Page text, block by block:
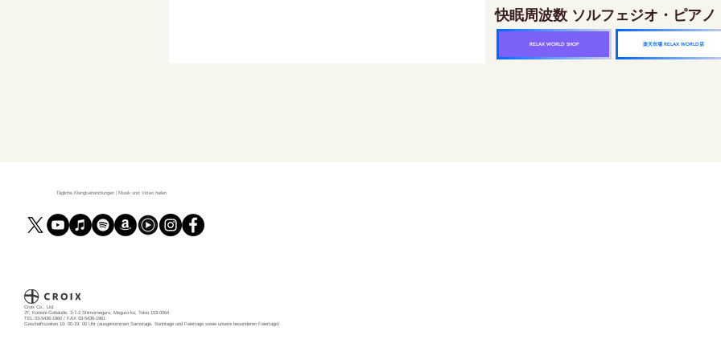
快眠周波数 ソルフェジオ・ピア
RELAX WORLD SHOP 楽天市場 RELAX WORLD店
Tägliche Klangbehandlungen | Musik und Video heilen
Croix Co., Ltd.
7F, Konishi-Gebäude, 3-7-2 Shimomeguro, Meguro-ku, Tokio 153-0064
TEL 03-5436-1960 / FAX 03-5436-1961
Geschäftszeiten 10: 00-19: 00 Uhr (ausgenommen Samstage, Sonntage und Feiertage sowie unsere besonderen Feiertage)